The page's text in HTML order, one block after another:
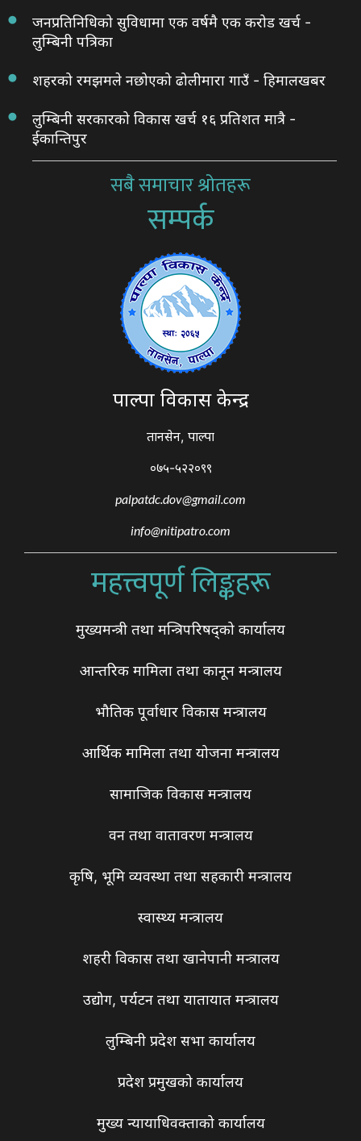
जनप्रतिनिधिको सुविधामा एक वर्षमै एक करोड खर्च -
लुम्बिनी पत्रिका
शहरको रमझमले नछोएको ढोलीमारा गाउँ - हिमालखबर
लुम्बिनी सरकारको विकास खर्च १६ प्रतिशत मात्रै -
ईकान्तिपुर
सबै समाचार श्रोतहरू
सम्पर्क
पाल्पा विकास केन्द्र
तानसेन, पाल्पा
०७५-५२२०९९
palpatdc.dov@gmail.com
info@nitipatro.com
महत्त्वपूर्ण लिङ्कहरू
मुख्यमन्त्री तथा मन्त्रिपरिषद्को कार्यालय
आन्तरिक मामिला तथा कानून मन्त्रालय
भौतिक पूर्वाधार विकास मन्त्रालय
आर्थिक मामिला तथा योजना मन्त्रालय
सामाजिक विकास मन्त्रालय
वन तथा वातावरण मन्त्रालय
कृषि, भूमि व्यवस्था तथा सहकारी मन्त्रालय
स्वास्थ्य मन्त्रालय
शहरी विकास तथा खानेपानी मन्त्रालय
उद्योग, पर्यटन तथा यातायात मन्त्रालय
लुम्बिनी प्रदेश सभा कार्यालय
प्रदेश प्रमुखको कार्यालय
मुख्य न्यायाधिवक्ताको कार्यालय